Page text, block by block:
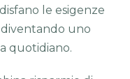
le esigenze
uno
quotidiano.